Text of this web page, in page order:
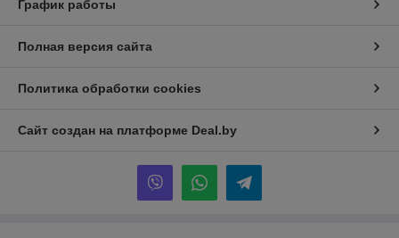
График работы
Полная версия сайта
Политика обработки cookies
Сайт создан на платформе Deal.by